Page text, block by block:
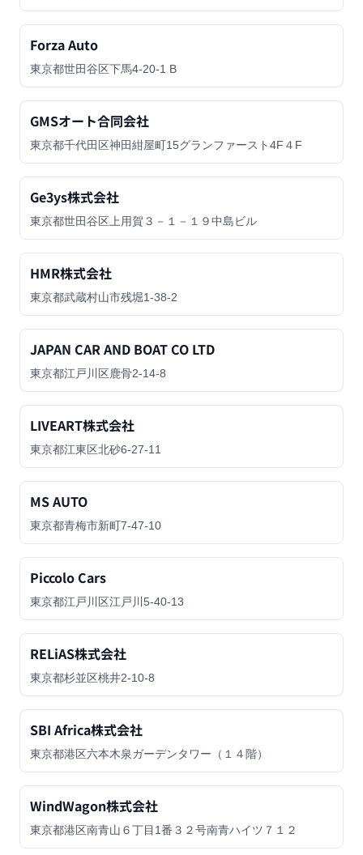
Forza Auto
東京都世田谷区下馬4-20-1 B
GMSオート合同会社
東京都千代田区神田紺屋町15グランファースト4F４F
Ge3ys株式会社
東京都世田谷区上用賀３－１－１９中島ビル
HMR株式会社
東京都武蔵村山市残堀1-38-2
JAPAN CAR AND BOAT CO LTD
東京都江戸川区鹿骨2-14-8
LIVEART株式会社
東京都江東区北砂6-27-11
MS AUTO
東京都青梅市新町7-47-10
Piccolo Cars
東京都江戸川区江戸川5-40-13
RELiAS株式会社
東京都杉並区桃井2-10-8
SBI Africa株式会社
東京都港区六本木泉ガーデンタワー（１４階）
WindWagon株式会社
東京都港区南青山６丁目1番３２号南青ハイツ７１２